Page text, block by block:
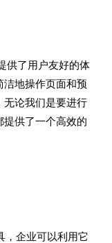
供了用户友好的体
洁地操作页面和预
无论我们是要进行
提供了一个高效的
，企业可以利用它